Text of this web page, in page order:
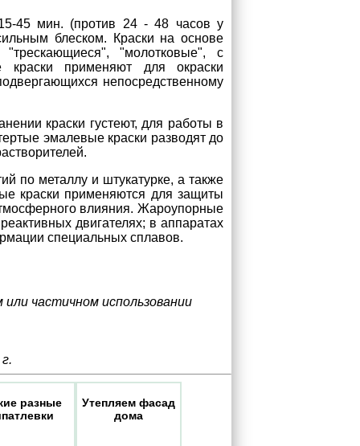
45 мин. (против 24 - 48 часов у
блеском. Краски на основе
"молотковые", с
краски применяют для окраски
непосредственному
краски густеют, для работы в
эмалевые краски разводят до
по металлу и штукатурке, а также
краски применяются для защиты
влияния. Жароупорные
двигателях; в аппаратах
специальных сплавов.
или частичном использовании
г.
разные
Утепляем фасад
дома